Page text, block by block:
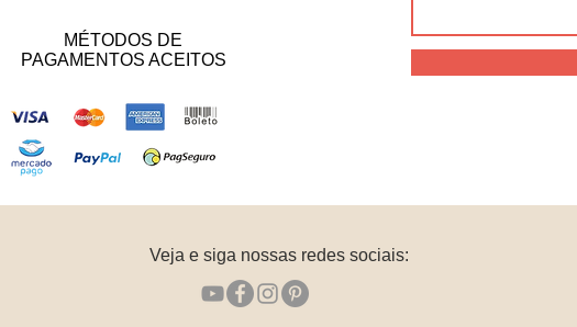
MÉTODOS DE
PAGAMENTOS ACEITOS
Veja e siga nossas redes sociais: